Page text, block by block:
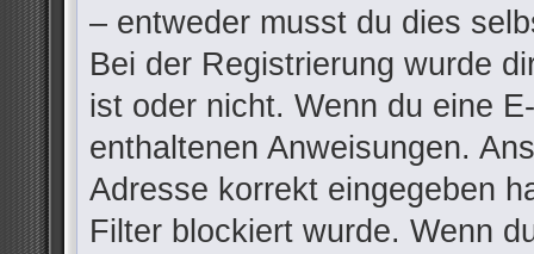
– entweder musst du dies
Bei der Registrierung wurde
ist oder nicht. Wenn du eine
enthaltenen Anweisungen.
Adresse korrekt eingegeben
Filter blockiert wurde. Wenn